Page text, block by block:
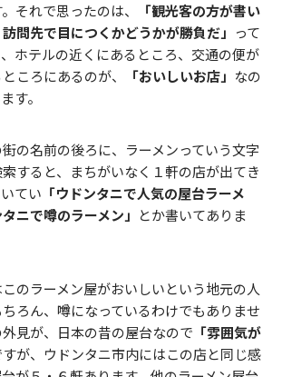
それで思ったのは、
「観光客の方が書い
問先で目につくかどうかが勝負だ」 って
ホテルの近くにあるところ、交通の便が
ころにあるのが、
「おいしいお店」 なの
す。
の名前の後ろに、ラーメンっていう文字
すると、まちがいなく１軒の店が出てき
てい 「ウドンタニで人気の屋台ラーメ
タニで噂のラーメン」 とか書いてありま
のラーメン屋がおいしいという地元の人
ろん、噂になっているわけでもありませ
見が、日本の昔の屋台なので 「雰囲気が
すが、ウドンタニ市内にはこの店と同じ感